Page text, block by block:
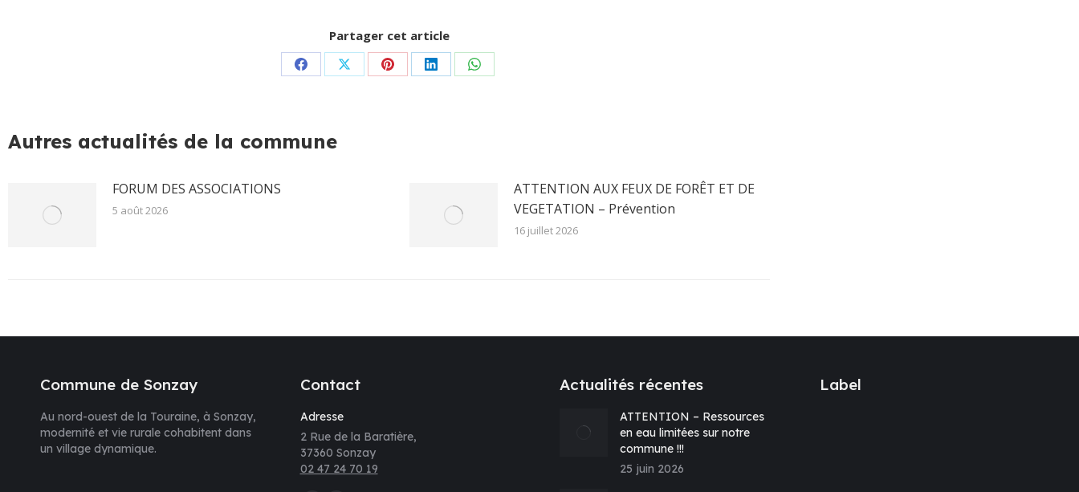
Partager cet article
PartagerPartagerPartagerPartagerPartager
Autres actualités de la commune
FORUM DES ASSOCIATIONS
5 août 2026
ATTENTION AUX FEUX DE FORÊT ET DE
VEGETATION – Prévention
16 juillet 2026
Commune de Sonzay
Au nord-ouest de la Touraine, à Sonzay,
modernité et vie rurale cohabitent dans
un village dynamique.
Contact
Adresse
2 Rue de la Baratière,
37360 Sonzay
02 47 24 70 19
Actualités récentes
ATTENTION – Ressources
en eau limitées sur notre
commune !!!
25 juin 2026
Label